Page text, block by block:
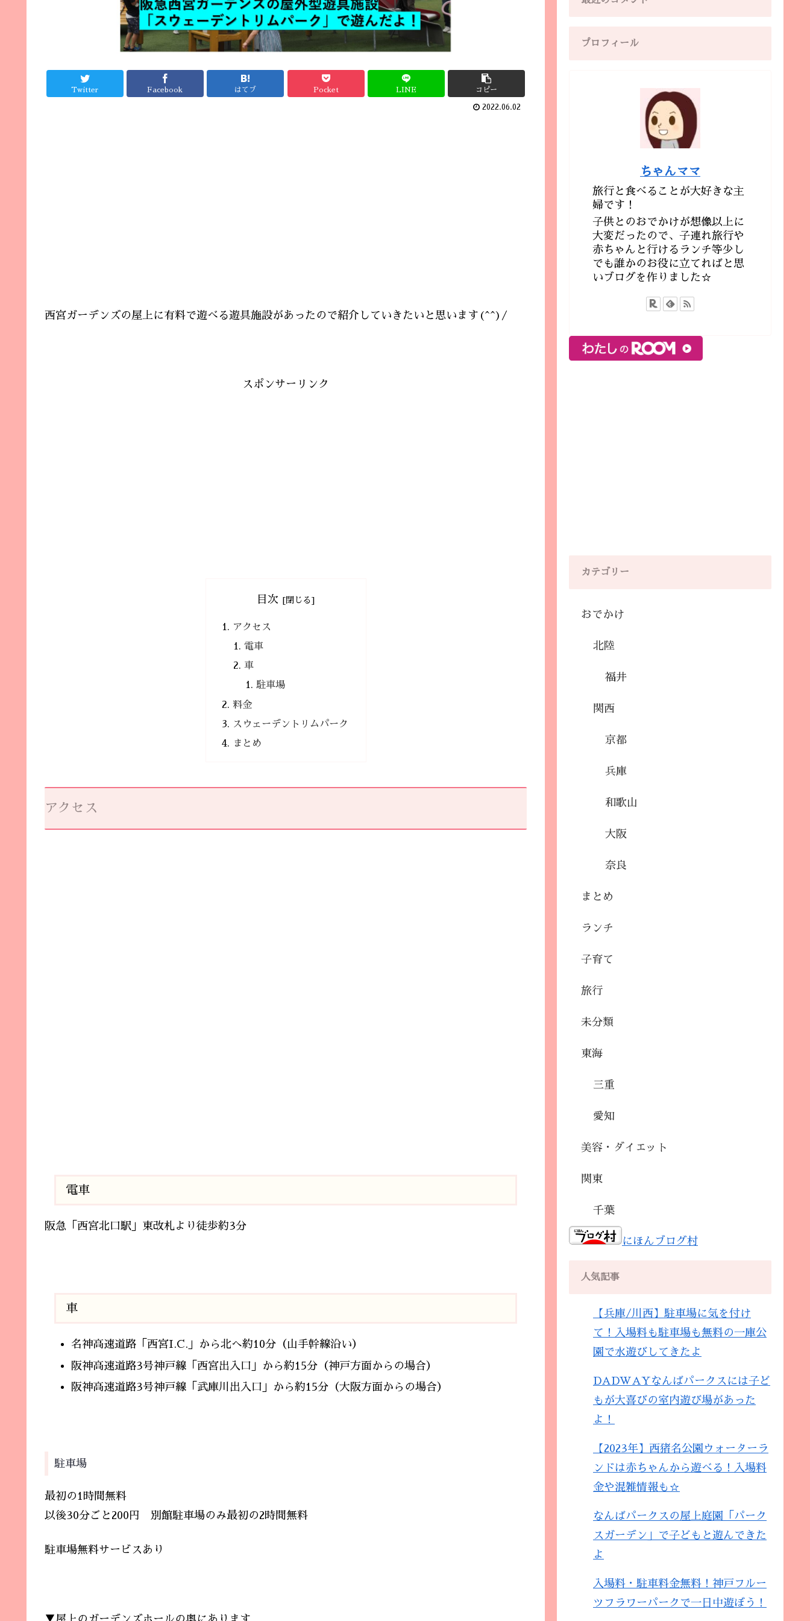
Twitter Facebook はてブ Pocket LINE コピー
2022.06.02
西宮ガーデンズの屋上に有料で遊べる遊具施設があったので紹介していきたいと思います(^^)/
スポンサーリンク
目次
アクセス
電車
車
駐車場
料金
スウェーデントリムパーク
まとめ
アクセス
電車
阪急「西宮北口駅」東改札より徒歩約3分
車
名神高速道路「西宮I.C.」から北へ約10分（山手幹線沿い）
阪神高速道路3号神戸線「西宮出入口」から約15分（神戸方面からの場合）
阪神高速道路3号神戸線「武庫川出入口」から約15分（大阪方面からの場合）
駐車場
最初の1時間無料
以後30分ごと200円 別館駐車場のみ最初の2時間無料
駐車場無料サービスあり
プロフィール
ちゃんママ
旅行と食べることが大好きな主
婦です！
子供とのおでかけが想像以上に
大変だったので、子連れ旅行や
赤ちゃんと行けるランチ等少し
でも誰かのお役に立てればと思
いブログを作りました☆
カテゴリー
おでかけ
北陸
福井
関西
京都
兵庫
和歌山
大阪
奈良
まとめ
ランチ
子育て
旅行
未分類
東海
三重
愛知
美容・ダイエット
関東
千葉
にほんブログ村
人気記事
【兵庫/川西】駐車場に気を付け
て！入場料も駐車場も無料の一庫公
園で水遊びしてきたよ
DADWAYなんばパークスには子ど
もが大喜びの室内遊び場があった
よ！
【2023年】西猪名公園ウォーターラ
ンドは赤ちゃんから遊べる！入場料
金や混雑情報も☆
なんばパークスの屋上庭園「パーク
スガーデン」で子どもと遊んできた
よ
入場料・駐車料金無料！神戸フルー
ツフラワーパークで一日中遊ぼう！